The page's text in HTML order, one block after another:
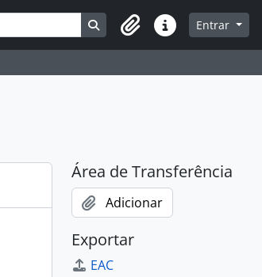
Busque na página de
Atalhos Entrar
Área de Transferência
Adicionar
Exportar
EAC